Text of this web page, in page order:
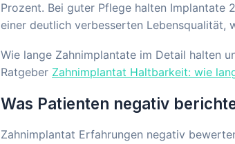
Prozent. Bei guter Pflege halten Implantate
einer deutlich verbesserten Lebensqualität,
Wie lange Zahnimplantate im Detail halten
Ratgeber Zahnimplantat Haltbarkeit: wie
Was Patienten negativ
Zahnimplantat Erfahrungen negativ